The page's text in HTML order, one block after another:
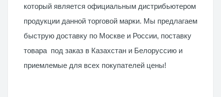
который является официальным дистрибьютером
продукции данной торговой марки. Мы предлагаем
быструю доставку по Москве и России, поставку
товара под заказ в Казахстан и Белоруссию и
приемлемые для всех покупателей цены!